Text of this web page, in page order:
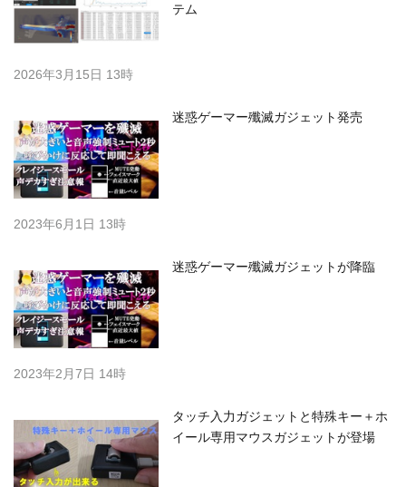
テム
2026年3月15日 13時
迷惑ゲーマー殲滅ガジェット発売
2023年6月1日 13時
迷惑ゲーマー殲滅ガジェットが降臨
2023年2月7日 14時
タッチ入力ガジェットと特殊キー＋ホ
イール専用マウスガジェットが登場